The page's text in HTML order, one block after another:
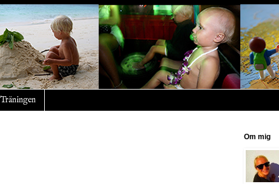
Träningen
Om mig